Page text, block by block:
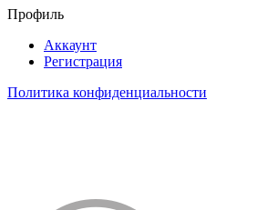
Профиль
Аккаунт
Регистрация
Политика конфиденциальности